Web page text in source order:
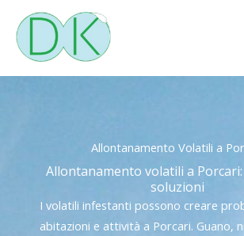
contenuto
Allontanamento Volatili a
Allontanamento volatili a
soluzioni
I volatili infestanti possono creare
abitazioni e attività a Porcari. Guano,